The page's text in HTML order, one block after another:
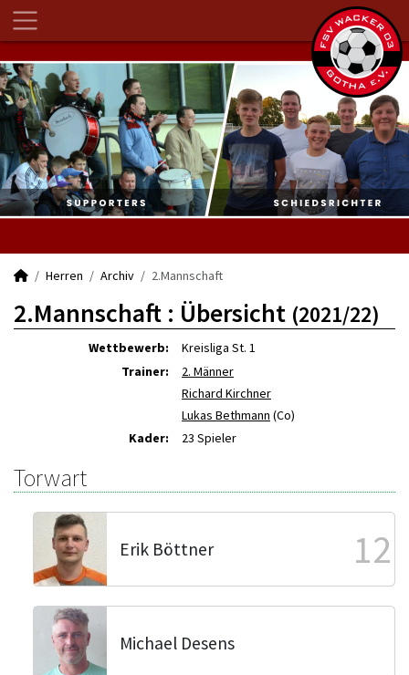
Herren Archiv 2.Mannschaft
2.Mannschaft : Übersicht (2021/22)
Wettbewerb:
Kreisliga St. 1
Trainer:
2. Männer
Richard Kirchner
Lukas Bethmann (Co)
Kader:
23 Spieler
Torwart
Erik Böttner 12
Michael Desens